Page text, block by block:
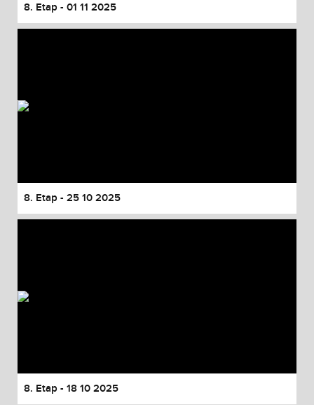
8. Etap - 01 11 2025
8. Etap - 25 10 2025
8. Etap - 18 10 2025